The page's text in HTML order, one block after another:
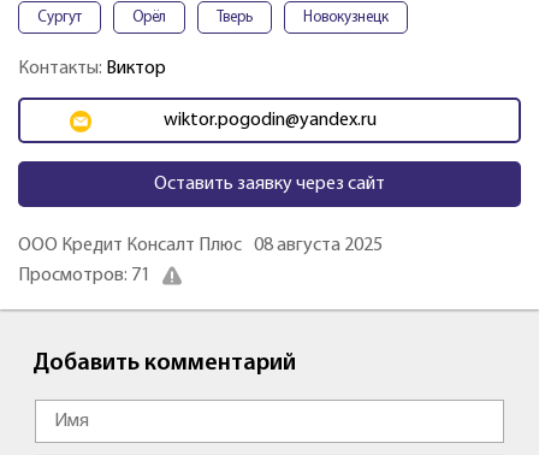
Сургут Орёл Тверь Новокузнецк
Контакты: Виктор
wiktor.pogodin@yandex.ru
Оставить заявку через сайт
ООО Кредит Консалт Плюс
08 августа 2025
Просмотров: 71
Добавить комментарий